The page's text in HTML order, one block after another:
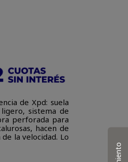
de Xpd: suela
sistema de
perforada para
hacen de
la velocidad. Lo